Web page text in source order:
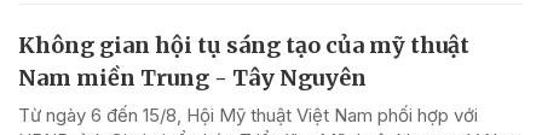
Không gian hội tụ sáng tạo của mỹ thuật
Nam miền Trung - Tây Nguyên
Từ ngày 6 đến 15/8, Hội Mỹ thuật Việt Nam phối hợp với